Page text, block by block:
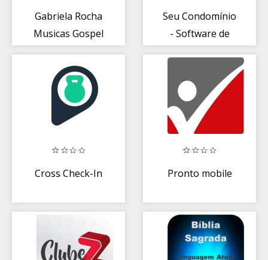
Gabriela Rocha
Musicas Gospel
Novas
Seu Condomínio
- Software de
Cross Check-In Pronto mobile